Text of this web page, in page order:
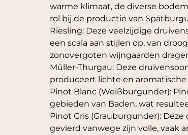
warme klimaat, de diverse
rol bij de productie van
Riesling: Deze veelzijdige
een scala aan stijlen op, van
zonovergoten wijngaarden
Müller-Thurgau: Deze
produceert lichte en
Pinot Blanc (Weißburgunder):
gebieden van Baden, wat
Pinot Gris (Grauburgunder):
gevierd vanwege zijn volle, vaak